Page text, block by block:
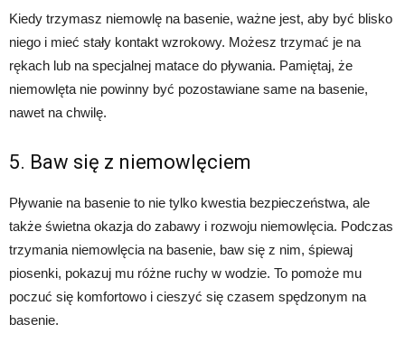
Kiedy trzymasz niemowlę na basenie, ważne jest, aby być blisko
niego i mieć stały kontakt wzrokowy. Możesz trzymać je na
rękach lub na specjalnej matace do pływania. Pamiętaj, że
niemowlęta nie powinny być pozostawiane same na basenie,
nawet na chwilę.
5. Baw się z niemowlęciem
Pływanie na basenie to nie tylko kwestia bezpieczeństwa, ale
także świetna okazja do zabawy i rozwoju niemowlęcia. Podczas
trzymania niemowlęcia na basenie, baw się z nim, śpiewaj
piosenki, pokazuj mu różne ruchy w wodzie. To pomoże mu
poczuć się komfortowo i cieszyć się czasem spędzonym na
basenie.